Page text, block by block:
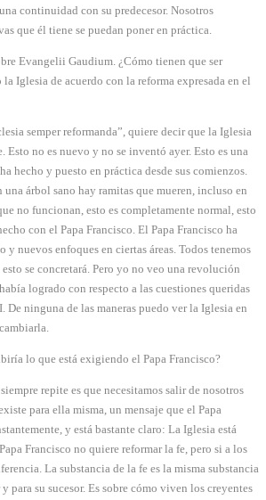
continuidad con su predecesor. Nosotros
que él tiene se puedan poner en práctica.
Evangelii Gaudium. ¿Cómo tienen que ser
la Iglesia de acuerdo con la reforma expresada en el
semper reformanda”, quiere decir que la Iglesia
Esto no es nuevo y no se inventó ayer. Esto es una
hecho y puesto en práctica desde sus comienzos.
árbol sano hay ramitas que mueren, incluso en
no funcionan, esto es completamente normal, esto
con el Papa Francisco. El Papa Francisco ha
y nuevos enfoques en ciertas áreas. Todos tenemos
se concretará. Pero yo no veo una revolución
logrado con respecto a las cuestiones queridas
ninguna de las maneras puedo ver la Iglesia en
lo que está exigiendo el Papa Francisco?
repite es que necesitamos salir de nosotros
para ella misma, un mensaje que el Papa
y está bastante claro: La Iglesia está
Francisco no quiere reformar la fe, pero si a los
La substancia de la fe es la misma substancia
para su sucesor. Es sobre cómo viven los creyentes